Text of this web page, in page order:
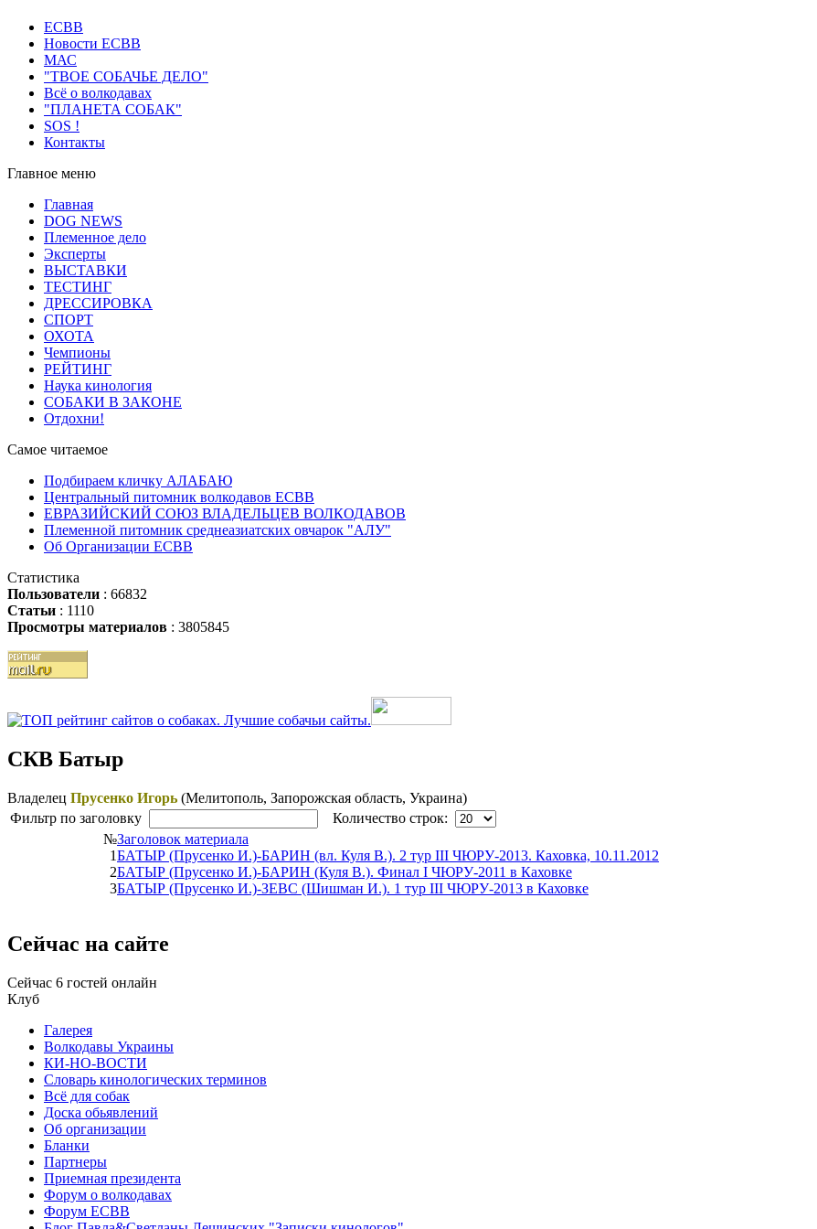
ECВB
Новости ЕСВВ
МАС
"ТВОЕ СОБАЧЬЕ ДЕЛО"
Всё о волкодавах
"ПЛАНЕТА СОБАК"
SOS !
Контакты
Главное меню
Главная
DOG NEWS
Племенное дело
Эксперты
ВЫСТАВКИ
ТЕСТИНГ
ДРЕССИРОВКА
СПОРТ
ОХОТА
Чемпионы
РЕЙТИНГ
Наука кинология
СОБАКИ В ЗАКОНЕ
Отдохни!
Самое читаемое
Подбираем кличку АЛАБАЮ
Центральный питомник волкодавов ЕСВВ
ЕВРАЗИЙСКИЙ СОЮЗ ВЛАДЕЛЬЦЕВ ВОЛКОДАВОВ
Племенной питомник среднеазиатских овчарок "АЛУ"
Об Организации ЕСВВ
Статистика
Пользователи : 66832
Статьи : 1110
Просмотры материалов : 3805845
СКВ Батыр
Владелец Прусенко Игорь (Мелитополь, Запорожская область, Украина)
Фильтр по заголовку
Количество строк:
№Заголовок материала
1БАТЫР (Прусенко И.)-БАРИН (вл. Куля В.). 2 тур III ЧЮРУ-2013. Каховка, 10.11.2012
2БАТЫР (Прусенко И.)-БАРИН (Куля В.). Финал I ЧЮРУ-2011 в Каховке
3БАТЫР (Прусенко И.)-ЗЕВС (Шишман И.). 1 тур III ЧЮРУ-2013 в Каховке
Сейчас на сайте
Сейчас 6 гостей онлайн
Клуб
Галерея
Волкодавы Украины
КИ-НО-ВОСТИ
Словарь кинологических терминов
Всё для собак
Доска обьявлений
Об организации
Бланки
Партнеры
Приемная президента
Форум о волкодавах
Форум ЕСВВ